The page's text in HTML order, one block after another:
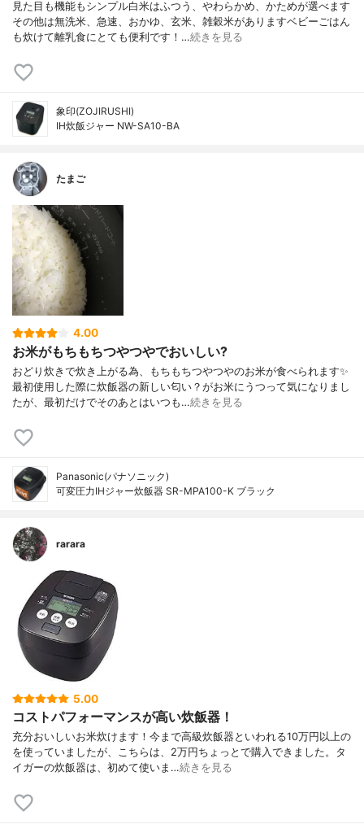
見た目も機能もシンプル白米はふつう、やわらかめ、かためが選べます
その他は無洗米、急速、おかゆ、玄米、雑穀米がありますベビーごはん
も炊けて離乳食にとても便利です！…続きを見る
象印(ZOJIRUSHI)
IH炊飯ジャー NW-SA10-BA
たまご
4.00
お米がもちもちつやつやでおいしい?
おどり炊きで炊き上がる為、もちもちつやつやのお米が食べられます✨
最初使用した際に炊飯器の新しい匂い？がお米にうつって気になりまし
たが、最初だけでそのあとはいつも…続きを見る
Panasonic(パナソニック)
可変圧力IHジャー炊飯器 SR-MPA100-K ブラック
rarara
5.00
コストパフォーマンスが高い炊飯器！
充分おいしいお米炊けます！今まで高級炊飯器といわれる10万円以上の
を使っていましたが、こちらは、2万円ちょっとで購入できました。タ
イガーの炊飯器は、初めて使いま…続きを見る